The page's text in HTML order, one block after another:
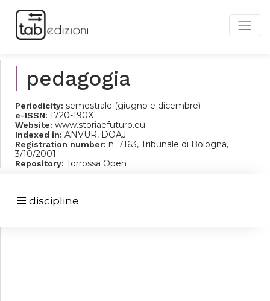
pedagogia
Periodicity: semestrale (giugno e dicembre)
e-ISSN: 1720-190X
Website: www.storiaefuturo.eu
Indexed in: ANVUR, DOAJ
Registration number: n. 7163, Tribunale di Bologna,
3/10/2001
Repository: Torrossa Open
discipline